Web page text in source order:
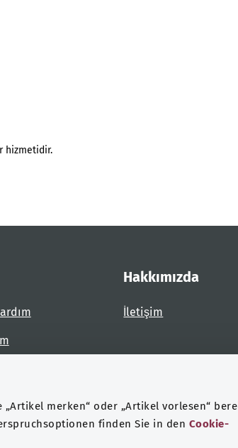
merken“ oder „Artikel vorlesen“
finden Sie in den Cookie-
hizmetidir.
Hakkımızda
İletişim